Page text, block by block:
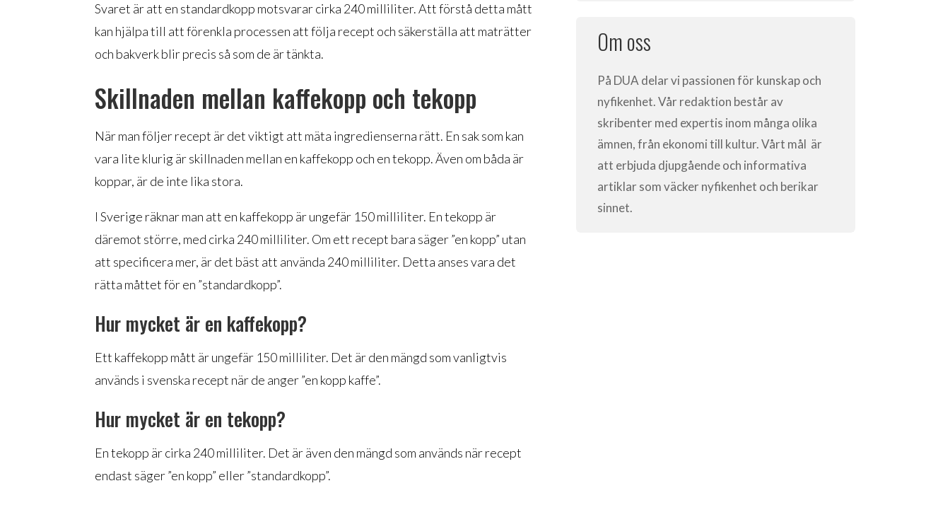
Svaret är att en standardkopp motsvarar cirka 240 milliliter. Att förstå detta mått
kan hjälpa till att förenkla processen att följa recept och säkerställa att maträtter
och bakverk blir precis så som de är tänkta.
Skillnaden mellan kaffekopp och tekopp
När man följer recept är det viktigt att mäta ingredienserna rätt. En sak som kan
vara lite klurig är skillnaden mellan en kaffekopp och en tekopp. Även om båda är
koppar, är de inte lika stora.
I Sverige räknar man att en kaffekopp är ungefär 150 milliliter. En tekopp är
däremot större, med cirka 240 milliliter. Om ett recept bara säger ”en kopp” utan
att specificera mer, är det bäst att använda 240 milliliter. Detta anses vara det
rätta måttet för en ”standardkopp”.
Hur mycket är en kaffekopp?
Ett kaffekopp mått är ungefär 150 milliliter. Det är den mängd som vanligtvis
används i svenska recept när de anger ”en kopp kaffe”.
Hur mycket är en tekopp?
En tekopp är cirka 240 milliliter. Det är även den mängd som används när recept
endast säger ”en kopp” eller ”standardkopp”.
Om oss
På DUA delar vi passionen för kunskap och
nyfikenhet. Vår redaktion består av
skribenter med expertis inom många olika
ämnen, från ekonomi till kultur. Vårt mål är
att erbjuda djupgående och informativa
artiklar som väcker nyfikenhet och berikar
sinnet.